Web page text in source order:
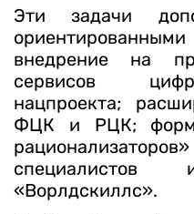
Эти задачи
внедрение на
сервисов
нацпроекта;
ФЦК и РЦК;
специалистов
«Ворлдскиллс».